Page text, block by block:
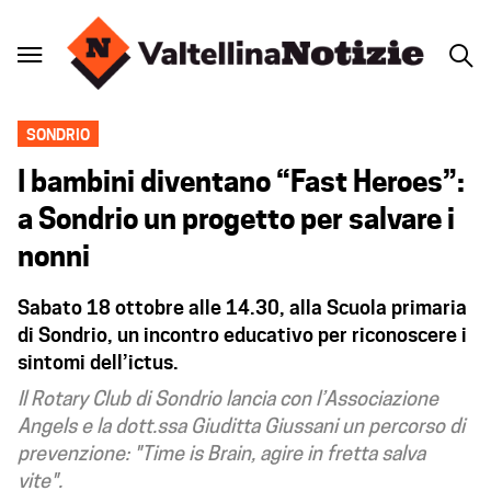
SONDRIO
I bambini diventano “Fast Heroes”:
a Sondrio un progetto per salvare i
nonni
Sabato 18 ottobre alle 14.30, alla Scuola primaria
di Sondrio, un incontro educativo per riconoscere i
sintomi dell’ictus.
Il Rotary Club di Sondrio lancia con l’Associazione
Angels e la dott.ssa Giuditta Giussani un percorso di
prevenzione: "Time is Brain, agire in fretta salva
vite".